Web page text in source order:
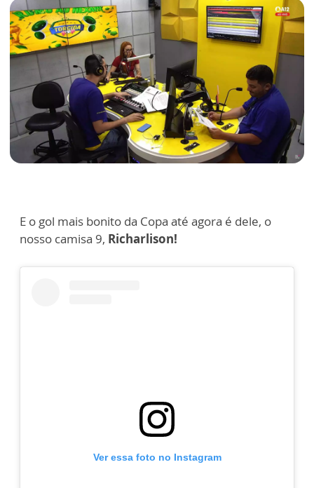
E o gol mais bonito da Copa até agora é dele, o
nosso camisa 9, Richarlison!
Ver essa foto no Instagram